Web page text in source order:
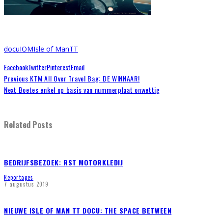
docuIOMIsle of ManTT
FacebookTwitterPinterestEmail
Previous KTM All Over Travel Bag: DE WINNAAR!
Next Boetes enkel op basis van nummerplaat onwettig
Related Posts
BEDRIJFSBEZOEK: RST MOTORKLEDIJ
Reportages
7 augustus 2019
NIEUWE ISLE OF MAN TT DOCU: THE SPACE BETWEEN